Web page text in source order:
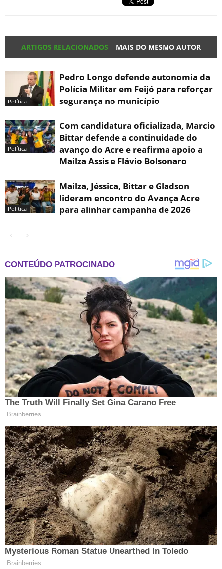
ARTIGOS RELACIONADOS MAIS DO MESMO AUTOR
Política
Pedro Longo defende autonomia da
Polícia Militar em Feijó para reforçar
segurança no município
Política
Com candidatura oficializada, Marcio
Bittar defende a continuidade do
avanço do Acre e reafirma apoio a
Mailza Assis e Flávio Bolsonaro
Política
Mailza, Jéssica, Bittar e Gladson
lideram encontro do Avança Acre
para alinhar campanha de 2026